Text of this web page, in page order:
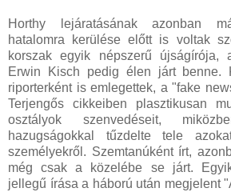
Horthy lejáratásának azonban
hatalomra kerülése előtt is voltak
korszak egyik népszerű újságírója,
Erwin Kisch pedig élen járt benne.
riporterként is emlegettek, a "fake
Terjengős cikkeiben plasztikusan
osztályok szenvedéseit,
hazugságokkal tűzdelte tele
személyekről. Szemtanúként írt,
még csak a közelébe se járt.
jellegű írása a háború után megjelent